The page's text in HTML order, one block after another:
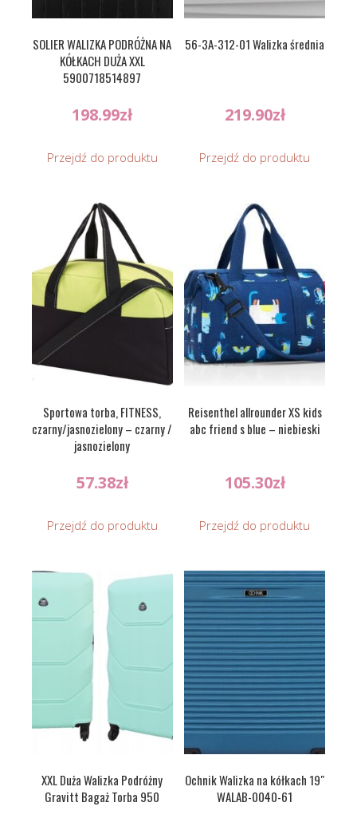
SOLIER WALIZKA PODRÓŻNA NA
KÓŁKACH DUŻA XXL
5900718514897
198.99zł
Przejdź do produktu
56-3A-312-01 Walizka średnia
219.90zł
Przejdź do produktu
Sportowa torba, FITNESS,
czarny/jasnozielony – czarny /
jasnozielony
57.38zł
Przejdź do produktu
Reisenthel allrounder XS kids
abc friend s blue – niebieski
105.30zł
Przejdź do produktu
XXL Duża Walizka Podróżny
Gravitt Bagaż Torba 950
Ochnik Walizka na kółkach 19″
WALAB-0040-61